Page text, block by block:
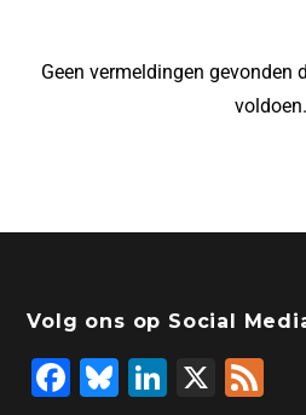
Geen vermeldingen gevonden
voldoen.
Volg ons op Social
F
Bl
Li
X